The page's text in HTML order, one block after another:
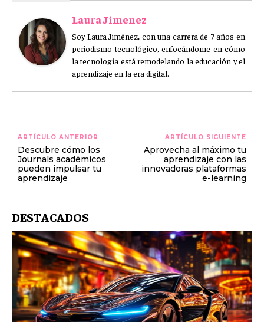
Laura Jimenez
Soy Laura Jiménez, con una carrera de 7 años en
periodismo tecnológico, enfocándome en cómo
la tecnología está remodelando la educación y el
aprendizaje en la era digital.
ARTÍCULO ANTERIOR
Descubre cómo los
Journals académicos
pueden impulsar tu
aprendizaje
ARTÍCULO SIGUIENTE
Aprovecha al máximo tu
aprendizaje con las
innovadoras plataformas
e-learning
DESTACADOS